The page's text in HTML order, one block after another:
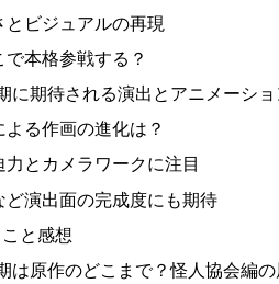
ビジュアルの再現
本格参戦する？
に期待される演出とアニメーシ
よる作画の進化は？
とカメラワークに注目
ど演出面の完成度にも期待
と感想
は原作のどこまで？怪人協会編